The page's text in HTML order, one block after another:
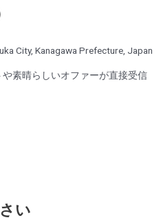
City, Kanagawa Prefecture, Japan
素晴らしいオファーが直接受信
い